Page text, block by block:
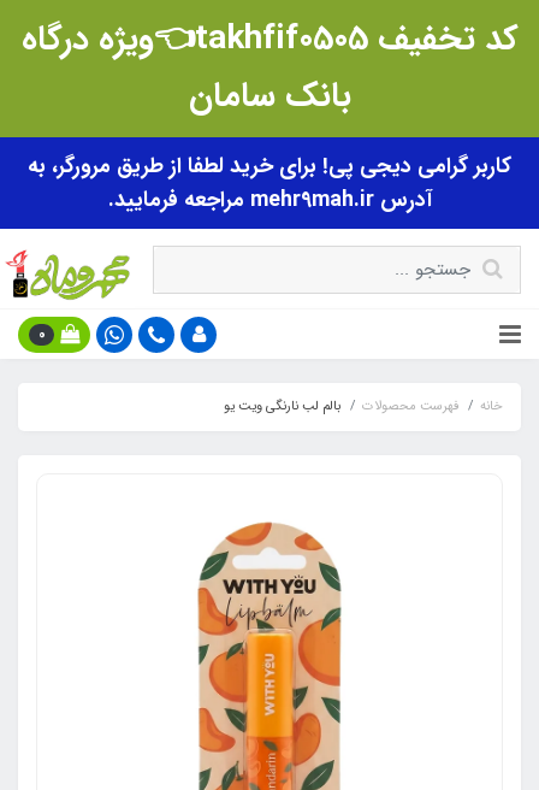
کد تخفیف takhfif0505👈ویژه درگاه
بانک سامان
کاربر گرامی دیجی پی! برای خرید لطفا از طریق مرورگر، به
آدرس mehr9mah.ir مراجعه فرمایید.
0
خانه فهرست محصولات بالم لب نارنگی ویت یو